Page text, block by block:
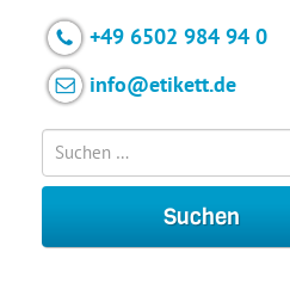
+49 6502 984 94 0
info@etikett.de